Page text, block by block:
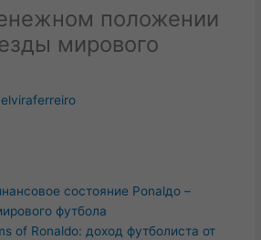
положении
мирового
elviraferreiro
состояние Роnalдо –
футбола
of Ronaldo: доход футболиста от